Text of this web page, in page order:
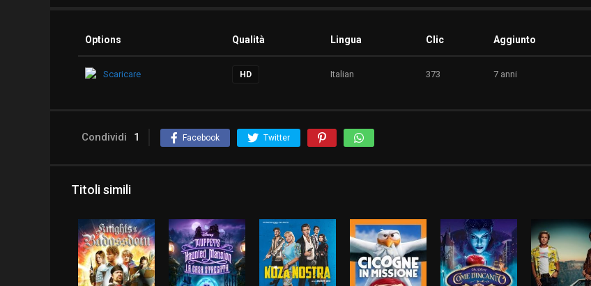
Options Qualità Lingua Clic Aggiunto
Scaricare HD Italian 373 7 anni
Condividi 1 Facebook Twitter
Titoli simili